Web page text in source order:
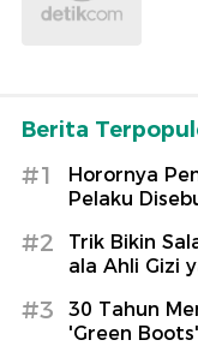
Berita
#1
Horornya
Pelaku
#2
Trik Bikin
ala Ahli Gizi
#3
30 Tahun
'Green